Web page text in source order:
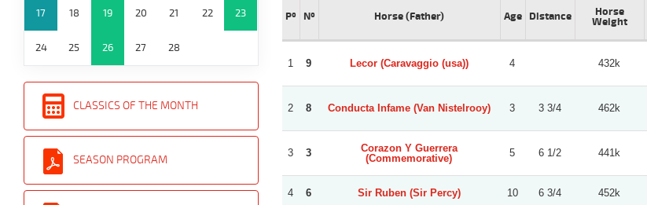
17 18 19 20 21 22 23
24 25 26 27 28
CLASSICS OF THE MONTH
SEASON PROGRAM
Pº Nº Horse (Father) Age Distance
Horse
Weight
1 9 Lecor (Caravaggio (usa)) 4 432k
2 8 Conducta Infame (Van Nistelrooy) 3 3 3/4 462k
3 3
Corazon Y Guerrera
(Commemorative)
5 6 1/2 441k
4 6 Sir Ruben (Sir Percy) 10 6 3/4 452k